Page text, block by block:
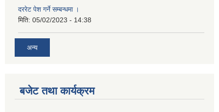
दररेट पेश गर्ने सम्बन्धमा ।
मिति: 05/02/2023 - 14:38
अन्य
बजेट तथा कार्यक्रम